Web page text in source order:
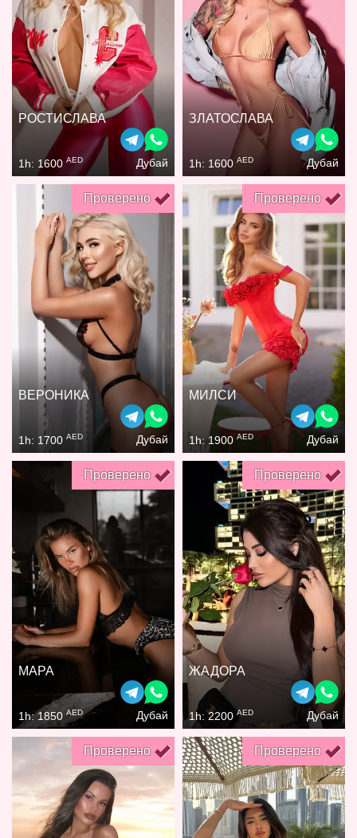
РОСТИСЛАВА
1h: 1600 AED Дубай
ЗЛАТОСЛАВА
1h: 1600 AED Дубай
Проверено
ВЕРОНИКА
1h: 1700 AED Дубай
Проверено
МИЛСИ
1h: 1900AED Дубай
Проверено
МАРА
1h: 1850 AED Дубай
Проверено
ЖАДОРА
1h: 2200 AED Дубай
Проверено Проверено